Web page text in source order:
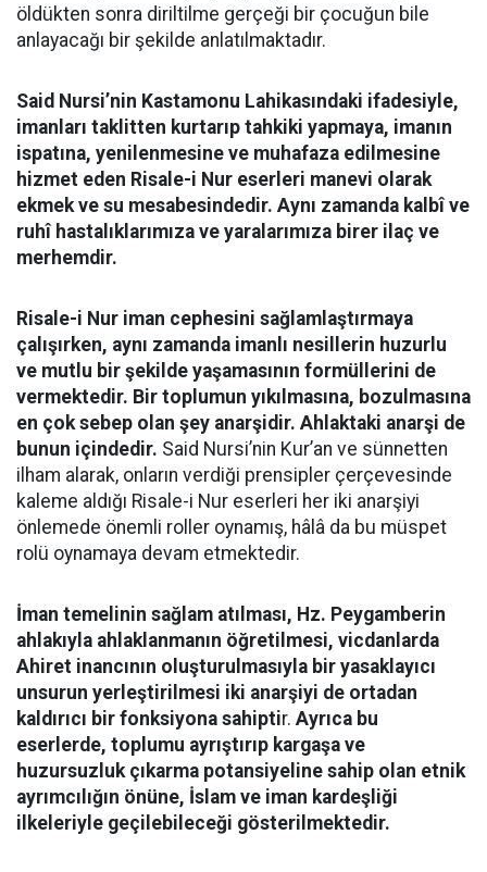
öldükten sonra diriltilme gerçeği bir çocuğun bile
anlayacağı bir şekilde anlatılmaktadır.
Said Nursi’nin Kastamonu Lahikasındaki ifadesiyle,
imanları taklitten kurtarıp tahkiki yapmaya, imanın
ispatına, yenilenmesine ve muhafaza edilmesine
hizmet eden Risale-i Nur eserleri manevi olarak
ekmek ve su mesabesindedir. Aynı zamanda kalbî ve
ruhî hastalıklarımıza ve yaralarımıza birer ilaç ve
merhemdir.
Risale-i Nur iman cephesini sağlamlaştırmaya
çalışırken, aynı zamanda imanlı nesillerin huzurlu
ve mutlu bir şekilde yaşamasının formüllerini de
vermektedir. Bir toplumun yıkılmasına, bozulmasına
en çok sebep olan şey anarşidir. Ahlaktaki anarşi de
bunun içindedir. Said Nursi’nin Kur’an ve sünnetten
ilham alarak, onların verdiği prensipler çerçevesinde
kaleme aldığı Risale-i Nur eserleri her iki anarşiyi
önlemede önemli roller oynamış, hâlâ da bu müspet
rolü oynamaya devam etmektedir.
İman temelinin sağlam atılması, Hz. Peygamberin
ahlakıyla ahlaklanmanın öğretilmesi, vicdanlarda
Ahiret inancının oluşturulmasıyla bir yasaklayıcı
unsurun yerleştirilmesi iki anarşiyi de ortadan
kaldırıcı bir fonksiyona sahiptir. Ayrıca bu
eserlerde, toplumu ayrıştırıp kargaşa ve
huzursuzluk çıkarma potansiyeline sahip olan etnik
ayrımcılığın önüne, İslam ve iman kardeşliği
ilkeleriyle geçilebileceği gösterilmektedir.